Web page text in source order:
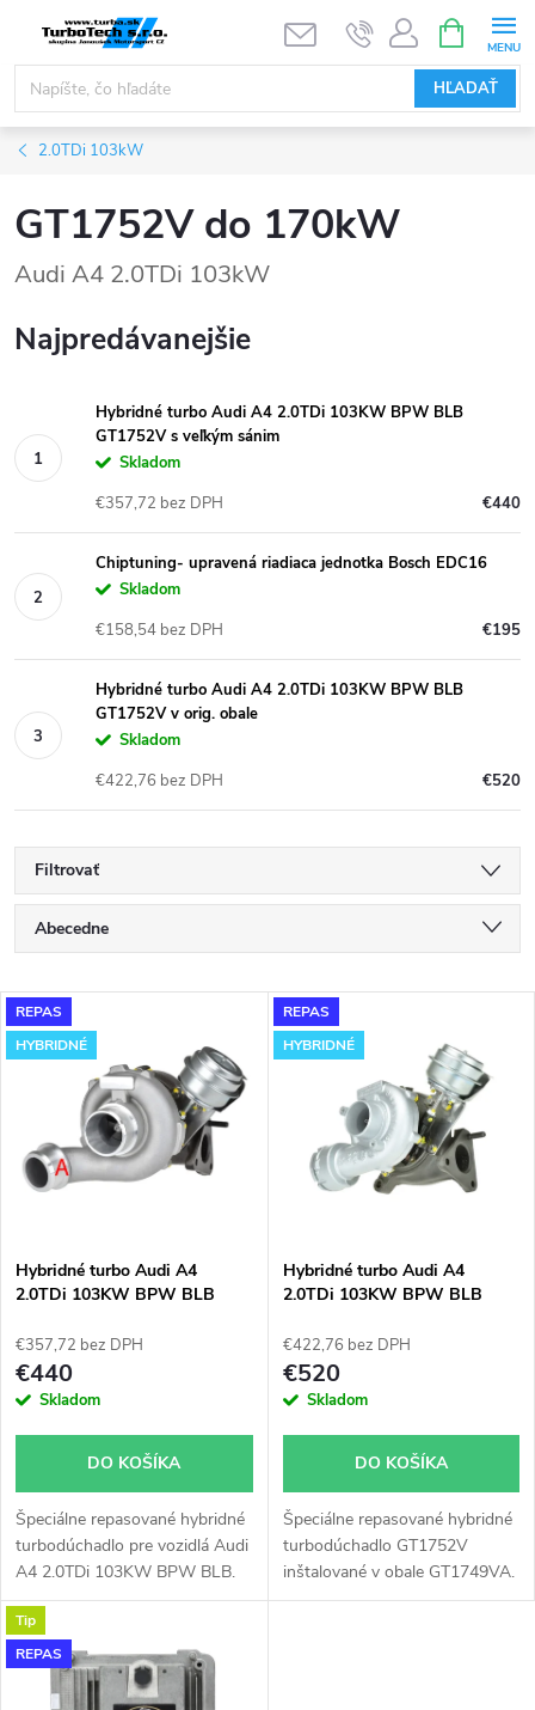
obsah
HĽADAŤ
KOŠÍK
2.0TDi 103kW
GT1752V do 170kW
Audi A4 2.0TDi 103kW
Najpredávanejšie
Hybridné turbo Audi A4 2.0TDi 103KW BPW BLB
GT1752V s veľkým sánim
Skladom
€440
€357,72 bez DPH
Chiptuning- upravená riadiaca jednotka Bosch EDC16
Skladom
€195
€158,54 bez DPH
Hybridné turbo Audi A4 2.0TDi 103KW BPW BLB
GT1752V v orig. obale
Skladom
€520
€422,76 bez DPH
Filtrovať
R
a
d
n
e
p
r
d
u
k
Abecedne
Najdrahšie
Najpredávanejšie
V
ý
p
i
s
p
r
o
d
u
k
t
REPAS
HYBRIDNÉ
Hybridné turbo Audi A4
2.0TDi 103KW BPW BLB
€357,72 bez DPH
€440
Skladom
DO KOŠÍKA
Špeciálne repasované hybridné
turbodúchadlo pre vozidlá Audi
A4 2.0TDi 103KW BPW BLB.
REPAS
HYBRIDNÉ
Hybridné turbo Audi A4
2.0TDi 103KW BPW BLB
€422,76 bez DPH
€520
Skladom
DO KOŠÍKA
Špeciálne repasované hybridné
turbodúchadlo GT1752V
inštalované v obale GT1749VA.
Vhodné najmä k výkonnostným
Tip
REPAS